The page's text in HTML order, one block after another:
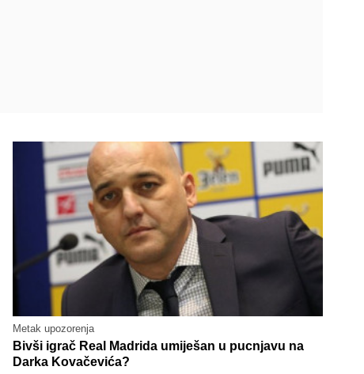
Metak upozorenja
Bivši igrač Real Madrida umiješan u pucnjavu na
Darka Kovačevića?